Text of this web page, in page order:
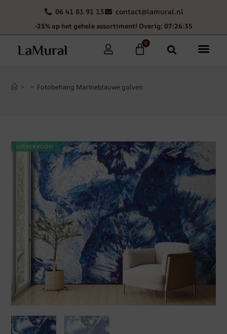
06 41 81 91 13 contact@lamural.nl
-25% op het gehele assortiment! Overig: 07:26:34
0
> > Fotobehang Marineblauwe golven
UITVERKOOP!